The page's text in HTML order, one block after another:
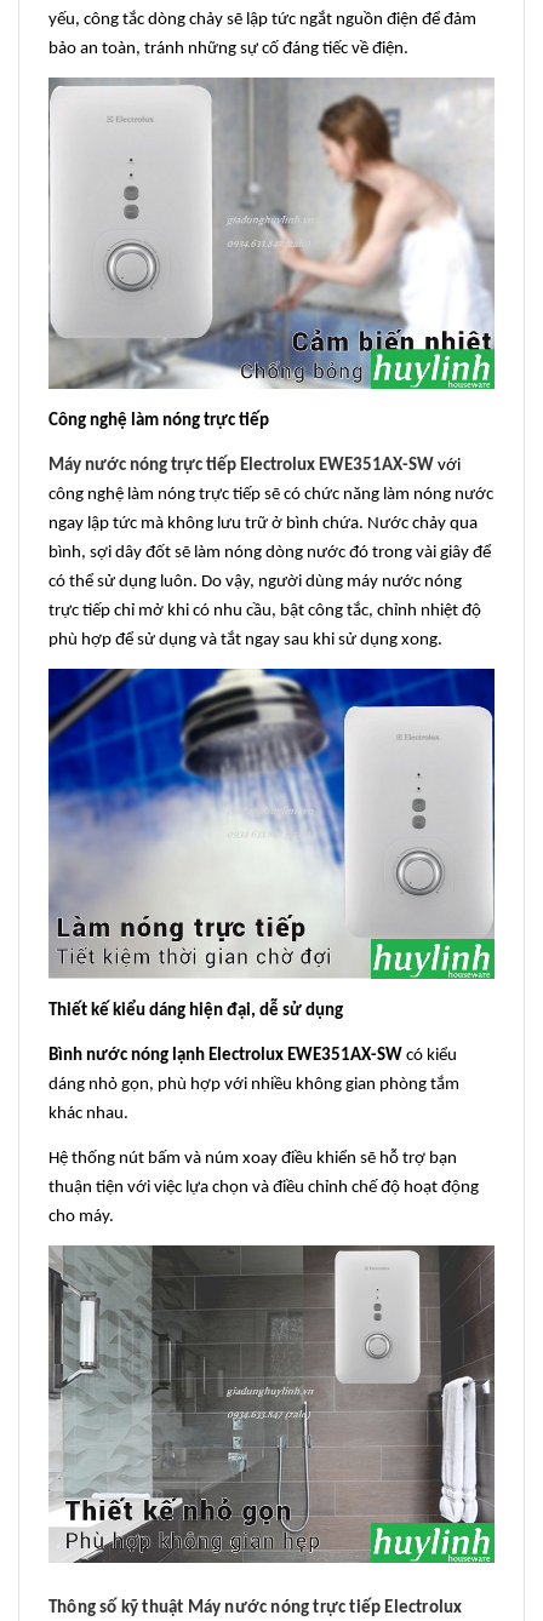
yếu, công tắc dòng chảy sẽ lập tức ngắt nguồn điện để đảm
bảo an toàn, tránh những sự cố đáng tiếc về điện.
Công nghệ làm nóng trực tiếp
Máy nước nóng trực tiếp Electrolux EWE351AX-SW với
công nghệ làm nóng trực tiếp sẽ có chức năng làm nóng nước
ngay lập tức mà không lưu trữ ở bình chứa. Nước chảy qua
bình, sợi dây đốt sẽ làm nóng dòng nước đó trong vài giây để
có thể sử dụng luôn. Do vậy, người dùng máy nước nóng
trực tiếp chỉ mở khi có nhu cầu, bật công tắc, chỉnh nhiệt độ
phù hợp để sử dụng và tắt ngay sau khi sử dụng xong.
Thiết kế kiểu dáng hiện đại, dễ sử dụng
Bình nước nóng lạnh Electrolux EWE351AX-SW có kiểu
dáng nhỏ gọn, phù hợp với nhiều không gian phòng tắm
khác nhau.
Hệ thống nút bấm và núm xoay điều khiển sẽ hỗ trợ bạn
thuận tiện với việc lựa chọn và điều chỉnh chế độ hoạt động
cho máy.
Thông số kỹ thuật Máy nước nóng trực tiếp Electrolux